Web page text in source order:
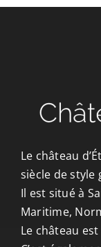
Le château
siècle de style
Il est situé à
Maritime,
Le château